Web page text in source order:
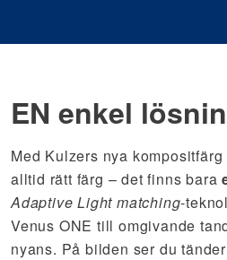
EN enkel
Med Kulzers nya
alltid rätt färg – det finns bara
Adaptive Light matching-
Venus ONE till omgivande
nyans. På bilden ser du